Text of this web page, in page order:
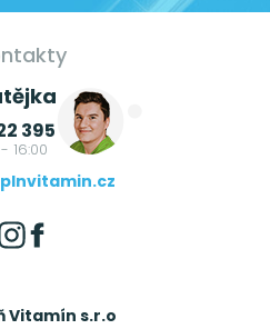
395
16:00
Vitamín s.r.o